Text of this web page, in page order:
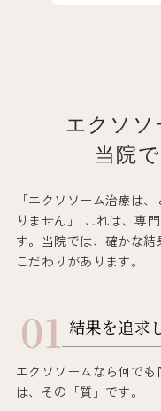
エクソソ
当院
「エクソソーム治療は
りません」 これは、専
す。当院では、確かな
こだわりがあります。
結果を追求
エクソソームなら何で
は、その「質」です。